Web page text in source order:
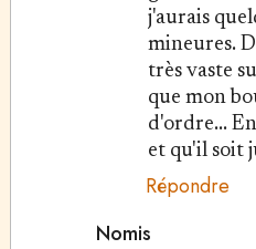
j'aurais
mineures.
très vaste
que mon
d'ordre...
et qu'il soit
Répondre
Nomis